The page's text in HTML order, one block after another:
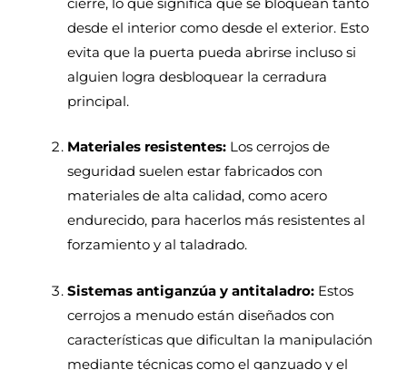
cierre, lo que significa que se bloquean tanto
desde el interior como desde el exterior. Esto
evita que la puerta pueda abrirse incluso si
alguien logra desbloquear la cerradura
principal.
Materiales resistentes:Los cerrojos de
seguridad suelen estar fabricados con
materiales de alta calidad, como acero
endurecido, para hacerlos más resistentes al
forzamiento y al taladrado.
Sistemas antiganzúa y antitaladro:Estos
cerrojos a menudo están diseñados con
características que dificultan la manipulación
mediante técnicas como el ganzuado y el